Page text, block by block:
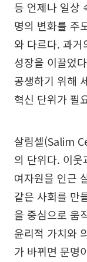
등 언제나 일상
명의 변화를 주
와 다르다. 과거
성장을 이끌었
공생하기 위해
혁신 단위가 필
살림셀(Salim
의 단위다. 이웃
여자원을 인근
같은 사회를 만
을 중심으로 움
윤리적 가치와
가 바뀌면 문명